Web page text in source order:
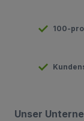
100-
Unser